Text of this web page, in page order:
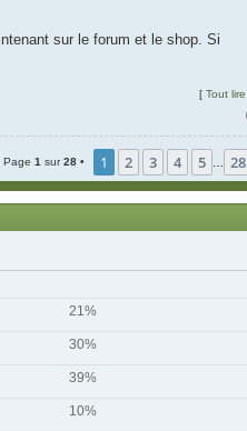
sur le forum et le shop. Si
[ Tout lire
Page 1 sur28 • 1 2 3 4 5 28
21%
30%
39%
10%